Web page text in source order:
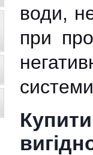
води,
при